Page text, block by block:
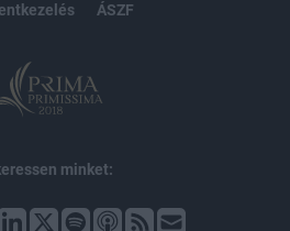
ÁSZF
minket: